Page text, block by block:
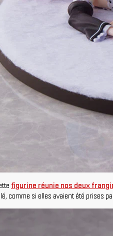
figurine réunie nos deux
comme si elles avaient été prises